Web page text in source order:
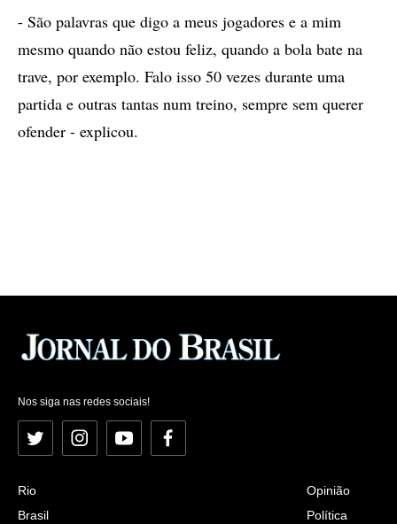
- São palavras que digo a meus jogadores e a mim
mesmo quando não estou feliz, quando a bola bate na
trave, por exemplo. Falo isso 50 vezes durante uma
partida e outras tantas num treino, sempre sem querer
ofender - explicou.
Nos siga nas redes sociais!
Twitter InstagramYouTubeFacebook
Rio
Brasil
Opinião
Política